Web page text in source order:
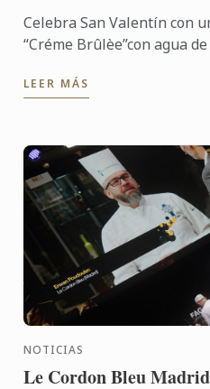
Celebra San Valentín con
“Créme Brûlèe”con agua
tu pareja ...
LEER MÁS
NOTICIAS
Le Cordon Bleu